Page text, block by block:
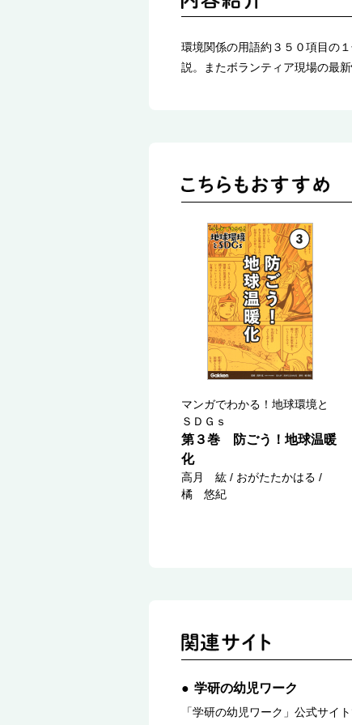
環境関係の用語約３５０項目の
説。またボランティア現場の最
マンガでわかる！地球環境と
ＳＤＧｓ
第３巻 防ごう！地球温暖
化
高月 紘 / おがたたかはる /
橘 悠紀
学研の幼児ワーク
「学研の幼児ワーク」公式サイ